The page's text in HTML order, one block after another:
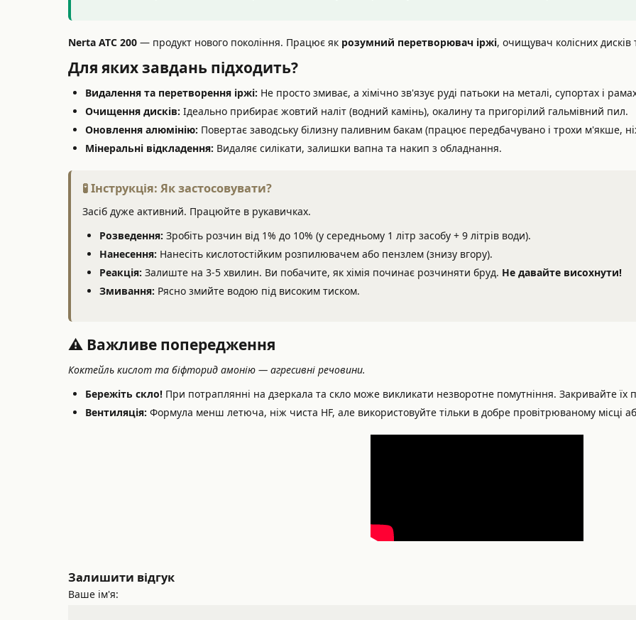
Nerta ATC 200 — продукт нового покоління. Працює як розумний перетворювач іржі, очищувач колісних
Для яких завдань підходить?
Видалення та перетворення іржі: Не просто змиває, а хімічно зв'язує руді патьоки на металі, супортах і
Очищення дисків: Ідеально прибирає жовтий наліт (водний камінь), окалину та пригорілий гальмівний пил.
Оновлення алюмінію: Повертає заводську білизну паливним бакам (працює передбачувано і трохи м'якше,
Мінеральні відкладення: Видаляє силікати, залишки вапна та накип з обладнання.
🧪 Інструкція: Як застосовувати?
Засіб дуже активний. Працюйте в рукавичках.
Розведення: Зробіть розчин від 1% до 10% (у середньому 1 літр засобу + 9 літрів води).
Нанесення: Нанесіть кислотостійким розпилювачем або пензлем (знизу вгору).
Реакція: Залиште на 3-5 хвилин. Ви побачите, як хімія починає розчиняти бруд. Не давайте висохнути!
Змивання: Рясно змийте водою під високим тиском.
⚠️ Важливе попередження
Коктейль кислот та біфторид амонію — агресивні речовини.
Бережіть скло! При потраплянні на дзеркала та скло може викликати незворотне помутніння. Закривайте
Вентиляція: Формула менш летюча, ніж чиста HF, але використовуйте тільки в добре провітрюваному місці
Залишити відгук
Ваше ім'я: